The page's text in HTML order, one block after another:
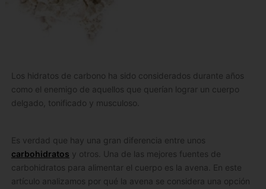
Los hidratos de carbono ha sido considerados durante años
como el enemigo de aquellos que querían lograr un cuerpo
delgado, tonificado y musculoso.
Es verdad que hay una gran diferencia entre unos
carbohidratos y otros. Una de las mejores fuentes de
carbohidratos para alimentar el cuerpo es la avena. En este
artículo analizamos por qué la avena se considera una opción